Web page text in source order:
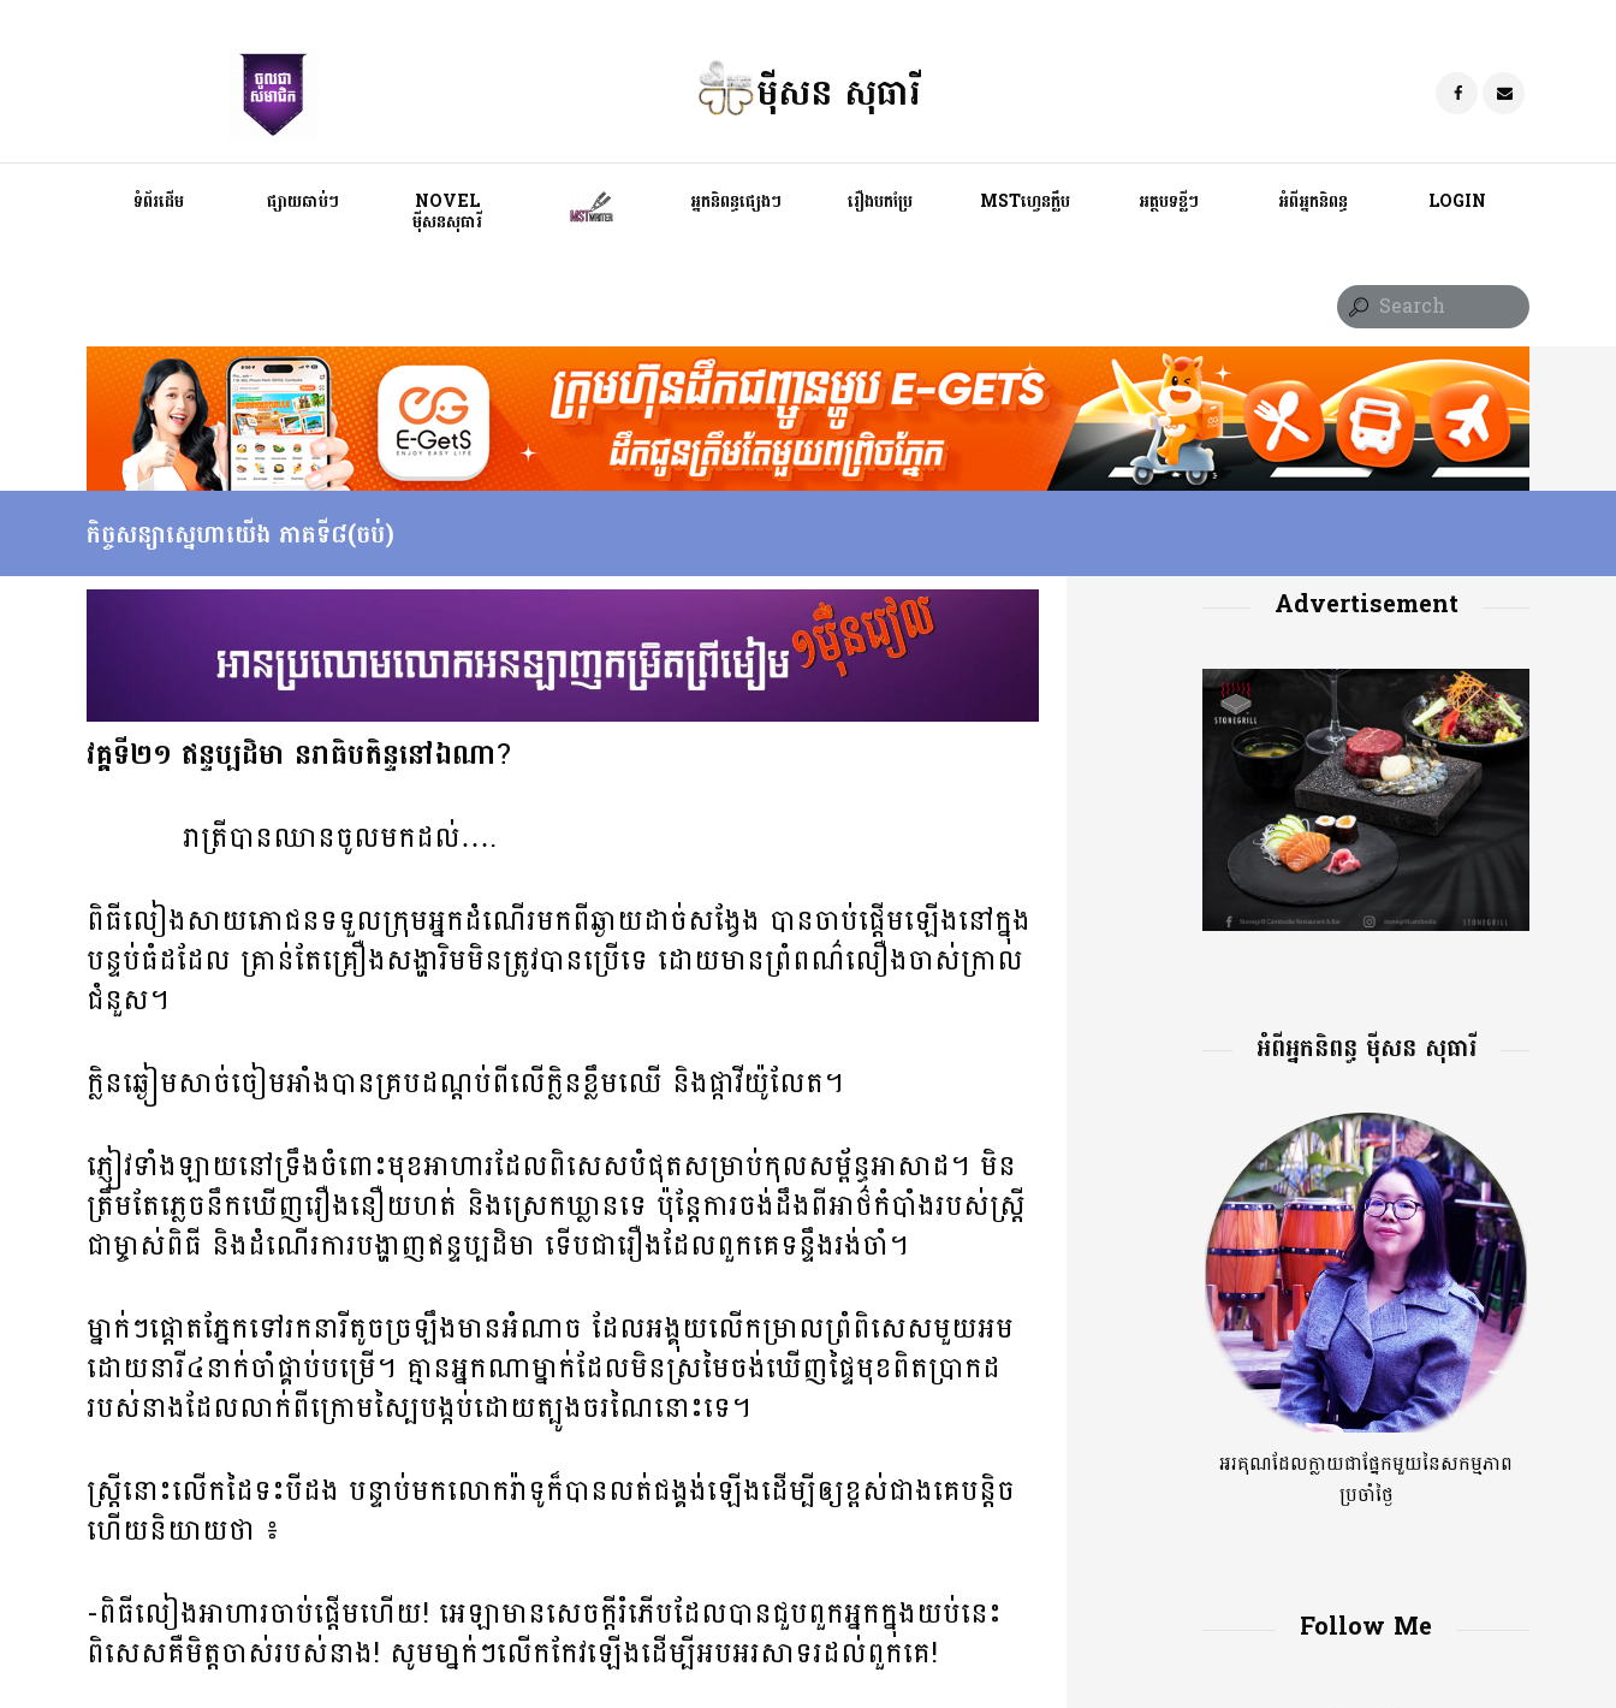
ម៉ីសន សុធារី
ទំព័រដើម ផ្សាយឆាប់ៗ NOVEL
ម៉ីសនសុធារី
អ្នកនិពន្ធផ្សេងៗ រឿងបកប្រែ MSTហ្វេនក្លឹប អត្ថបទខ្លីៗ អំពីអ្នកនិពន្ធ LOGIN
កិច្ចសន្យាស្នេហាយើង ភាគទី៨​(ចប់)
វគ្គទី២១ ឥន្ទប្បដិមា នរាធិបតិន្ទ​នៅឯណា?
រាត្រី​បាន​ឈាន​ចូល​មកដល់….
ពិធី​លៀង​សាយភោជន​ទទួល​ក្រុម​អ្នកដំណើរ​មក​ពី​ឆ្ងាយ​ដាច់សង្វែង​ បាន​ចាប់ផ្ដើម​ឡើង​នៅ​ក្នុង
បន្ទប់​ធំ​ដដែល គ្រាន់​តែ​គ្រឿង​សង្ហារិម​មិន​ត្រូវ​បាន​ប្រើ​ទេ ​ដោយ​មាន​ព្រំ​ពណ៌លឿង​ចាស់​ក្រាល​
ជំនួស។
ក្លិន​ឆ្ងៀម​សាច់​ចៀម​អាំង​បាន​គ្របដណ្ដប់​ពីលើ​ក្លិន​ខ្លឹមឈើ និង​ផ្កា​វីយ៉ូលែត។
ភ្ញៀវ​ទាំងឡាយ​នៅ​ទ្រឹង​ចំពោះ​មុខ​អាហារ​ដែល​ពិសេស​បំផុត​សម្រាប់​កុលសម្ព័ន្ធ​អាសាដ។ មិន​
ត្រឹម​តែ​​ភ្លេច​នឹកឃើញ​រឿង​នឿយហត់​ និង​ស្រេកឃ្លាន​ទេ ប៉ុន្តែ​ការ​ចង់​ដឹង​ពី​អាថ៌កំបាំង​របស់​ស្ត្រី​
ជា​ម្ចាស់​ពិធី​ និង​ដំណើរការ​បង្ហាញ​ឥន្ទប្បដិមា​ ទើប​ជា​រឿង​ដែល​ពួកគេ​ទន្ទឹង​រង់ចាំ។
ម្នាក់ៗ​ផ្ដោត​ភ្នែក​ទៅ​រក​នារី​តូច​ច្រឡឹង​មាន​អំណាច ដែល​អង្គុយ​លើ​កម្រាល​ព្រំ​ពិសេស​មួយ​អម​
ដោយ​នារី​៤នាក់​ចាំ​ផ្គាប់​បម្រើ។ គ្មាន​អ្នក​ណា​ម្នាក់​ដែល​មិន​ស្រមៃ​ចង់​ឃើញ​ផ្ទៃ​មុខ​ពិត​ប្រាកដ​
របស់​នាង​ដែល​លាក់​ពី​ក្រោម​ស្បៃ​បង្កប់​ដោយ​ត្បូង​ចរណៃ​នោះ​ទេ។
ស្ត្រី​នោះ​លើក​ដៃ​ទះ​បី​ដង បន្ទាប់​មក​លោក​រ៉ាទូ​ក៏​បាន​លត់​ជង្គង់​ឡើង​ដើម្បី​ឲ្យ​ខ្ពស់​ជាង​គេ​បន្តិច​
ហើយ​និយាយ​ថា ៖
-ពិធី​លៀង​អាហារ​ចាប់​ផ្ដើម​ហើយ! អេឡា​មាន​សេចក្ដី​រំភើប​ដែល​បាន​ជួប​ពួក​អ្នក​ក្នុង​យប់​នេះ
ពិសេស​គឺ​មិត្ត​ចាស់​របស់​នាង! សូម​មា្នក់ៗ​លើក​កែវ​ឡើង​ដើម្បី​អបអរសាទរ​ដល់​ពួក​គេ!
Advertisement
អំពីអ្នកនិពន្ធ ម៉ីសន សុធារី
អរគុណដែលក្លាយជាផ្នែកមួយនៃសកម្មភាព
ប្រចាំថ្ងៃ
Follow Me